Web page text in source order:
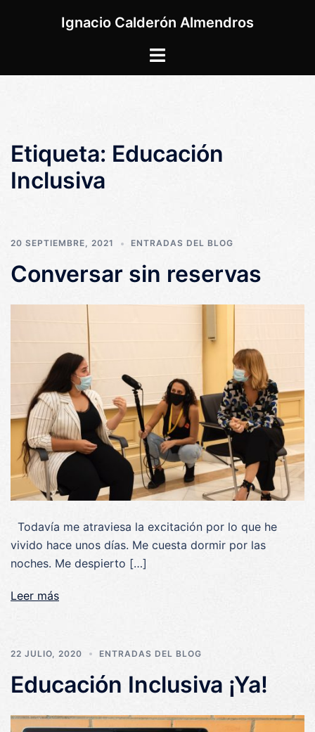
Ignacio Calderón Almendros
Alternar
Etiqueta: Educación
Inclusiva
20 SEPTIEMBRE, 2021 ENTRADAS DEL BLOG
Conversar sin reservas
Todavía me atraviesa la excitación por lo que he
vivido hace unos días. Me cuesta dormir por las
noches. Me despierto […]
Leer más
22 JULIO, 2020 ENTRADAS DEL BLOG
Educación Inclusiva ¡Ya!